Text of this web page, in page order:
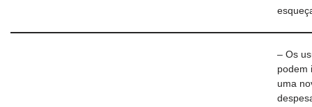
– Os
podem
uma